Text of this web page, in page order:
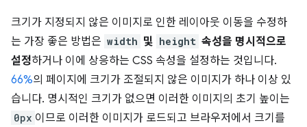
크기가 지정되지 않은 이미지로 인한 레이아웃 이동을 수정하
는 가장 좋은 방법은 width 및 height 속성을 명시적으로
설정하거나 이에 상응하는 CSS 속성을 설정하는 것입니다.
66%의 페이지에 크기가 조절되지 않은 이미지가 하나 이상 있
습니다. 명시적인 크기가 없으면 이러한 이미지의 초기 높이는
0px 이므로 이러한 이미지가 로드되고 브라우저에서 크기를